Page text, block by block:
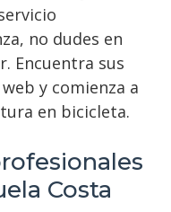
no dudes en
Encuentra sus
y comienza a
en bicicleta.
Costa